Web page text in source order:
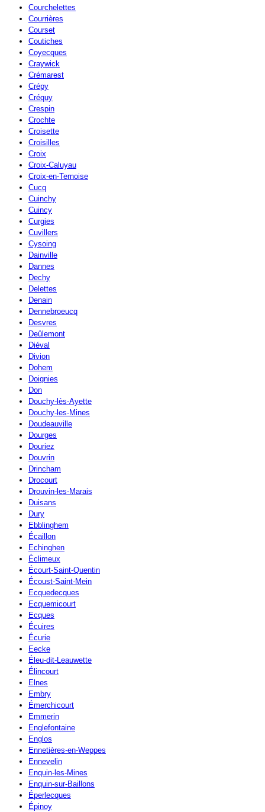
Courchelettes
Courrières
Courset
Coutiches
Coyecques
Craywick
Crémarest
Crépy
Créquy
Crespin
Crochte
Croisette
Croisilles
Croix
Croix-Caluyau
Croix-en-Ternoise
Cucq
Cuinchy
Cuincy
Curgies
Cuvillers
Cysoing
Dainville
Dannes
Dechy
Delettes
Denain
Dennebroeucq
Desvres
Deûlemont
Diéval
Divion
Dohem
Doignies
Don
Douchy-lès-Ayette
Douchy-les-Mines
Doudeauville
Dourges
Douriez
Douvrin
Drincham
Drocourt
Drouvin-les-Marais
Duisans
Dury
Ebblinghem
Écaillon
Echinghen
Éclimeux
Écourt-Saint-Quentin
Écoust-Saint-Mein
Ecquedecques
Ecquemicourt
Ecques
Écuires
Écurie
Eecke
Éleu-dit-Leauwette
Élincourt
Elnes
Embry
Émerchicourt
Emmerin
Englefontaine
Englos
Ennetières-en-Weppes
Ennevelin
Enquin-les-Mines
Enquin-sur-Baillons
Éperlecques
Épinoy